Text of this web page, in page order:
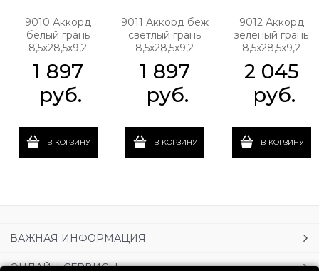
9010 Аккорд
белый грань
8,5х28,5х9,2
1 897
руб.
В КОРЗИНУ
9011 Аккорд беж
светлый грань
8,5х28,5х9,2
1 897
руб.
В КОРЗИНУ
9012 Аккорд
зелёный грань
8,5х28,5х9,2
2 045
руб.
В КОРЗИНУ
ВАЖНАЯ ИНФОРМАЦИЯ
ОНЛАЙН-СЕРВИСЫ